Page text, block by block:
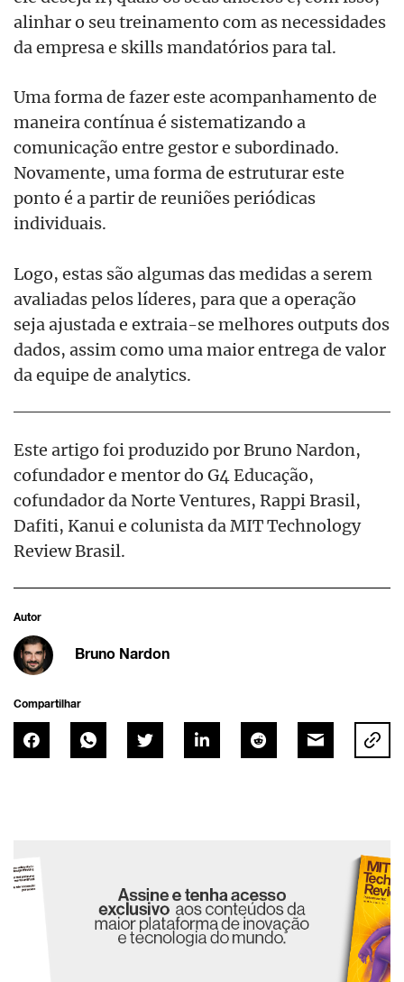
alinhar o seu treinamento com as necessidades
da empresa e skills mandatórios para tal.
Uma forma de fazer este acompanhamento de
maneira contínua é sistematizando a
comunicação entre gestor e subordinado.
Novamente, uma forma de estruturar este
ponto é a partir de reuniões periódicas
individuais.
Logo, estas são algumas das medidas a serem
avaliadas pelos líderes, para que a operação
seja ajustada e extraia-se melhores outputs dos
dados, assim como uma maior entrega de valor
da equipe de analytics.
Este artigo foi produzido por Bruno Nardon,
cofundador e mentor do G4 Educação,
cofundador da Norte Ventures, Rappi Brasil,
Dafiti, Kanui e colunista da MIT Technology
Review Brasil.
Autor
Bruno Nardon
Compartilhar